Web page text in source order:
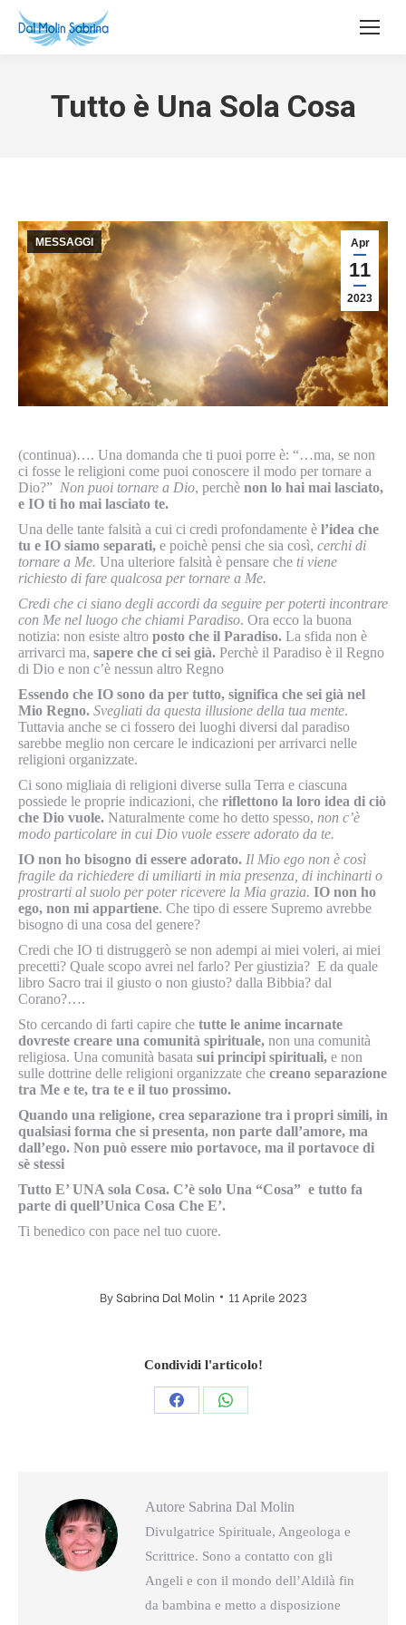
Tutto è Una Sola Cosa
Apr
11
2023
MESSAGGI
(continua)…. Una domanda che ti puoi porre è: “…ma, se non
ci fosse le religioni come puoi conoscere il modo per tornare a
Dio?” Non puoi tornare a Dio, perchè non lo hai mai lasciato,
e IO ti ho mai lasciato te.
Una delle tante falsità a cui ci credi profondamente è l’idea che
tu e IO siamo separati, e poichè pensi che sia così, cerchi di
tornare a Me. Una ulteriore falsità è pensare che ti viene
richiesto di fare qualcosa per tornare a Me.
Credi che ci siano degli accordi da seguire per poterti incontrare
con Me nel luogo che chiami Paradiso. Ora ecco la buona
notizia: non esiste altro posto che il Paradiso. La sfida non è
arrivarci ma, sapere che ci sei già. Perchè il Paradiso è il Regno
di Dio e non c’è nessun altro Regno
Essendo che IO sono da per tutto, significa che sei già nel
Mio Regno. Svegliati da questa illusione della tua mente.
Tuttavia anche se ci fossero dei luoghi diversi dal paradiso
sarebbe meglio non cercare le indicazioni per arrivarci nelle
religioni organizzate.
Ci sono migliaia di religioni diverse sulla Terra e ciascuna
possiede le proprie indicazioni, che riflettono la loro idea di ciò
che Dio vuole. Naturalmente come ho detto spesso, non c’è
modo particolare in cui Dio vuole essere adorato da te.
IO non ho bisogno di essere adorato. Il Mio ego non è così
fragile da richiedere di umiliarti in mia presenza, di inchinarti o
prostrarti al suolo per poter ricevere la Mia grazia. IO non ho
ego, non mi appartiene. Che tipo di essere Supremo avrebbe
bisogno di una cosa del genere?
Credi che IO ti distruggerò se non adempi ai miei voleri, ai miei
precetti? Quale scopo avrei nel farlo? Per giustizia? E da quale
libro Sacro trai il giusto o non giusto? dalla Bibbia? dal
Corano?….
Sto cercando di farti capire che tutte le anime incarnate
dovreste creare una comunità spirituale, non una comunità
religiosa. Una comunità basata sui principi spirituali, e non
sulle dottrine delle religioni organizzate che creano separazione
tra Me e te, tra te e il tuo prossimo.
Quando una religione, crea separazione tra i propri simili, in
qualsiasi forma che si presenta, non parte dall’amore, ma
dall’ego. Non può essere mio portavoce, ma il portavoce di
sè stessi
Tutto E’ UNA sola Cosa. C’è solo Una “Cosa” e tutto fa
parte di quell’Unica Cosa Che E’.
Ti benedico con pace nel tuo cuore.
BySabrina Dal Molin 11 Aprile 2023
Condividi l'articolo!
CondividiCondividi
Autore Sabrina Dal Molin
Divulgatrice Spirituale, Angeologa e
Scrittrice. Sono a contatto con gli
Angeli e con il mondo dell’Aldilà fin
da bambina e metto a disposizione